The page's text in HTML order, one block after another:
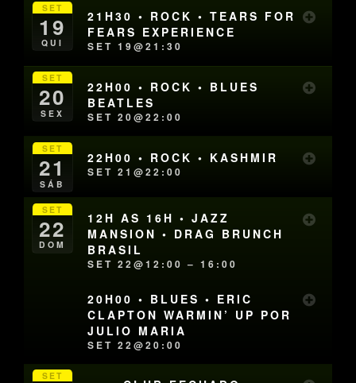
SET
19
QUI
21H30 • ROCK • TEARS FOR
FEARS EXPERIENCE
SET 19@21:30
SET
20
SEX
22H00 • ROCK • BLUES
BEATLES
SET 20@22:00
SET
21
SÁB
22H00 • ROCK • KASHMIR
SET 21@22:00
SET
22
DOM
12H AS 16H • JAZZ
MANSION • DRAG BRUNCH
BRASIL
SET 22@12:00 – 16:00
20H00 • BLUES • ERIC
CLAPTON WARMIN’ UP POR
JULIO MARIA
SET 22@20:00
SET